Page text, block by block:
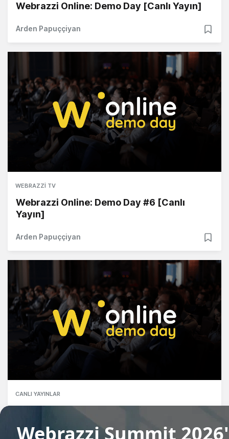
Webrazzi Online: Demo Day [Canlı Yayın]
Arden Papuççiyan
WEBRAZZI TV
Webrazzi Online: Demo Day #6 [Canlı
Yayın]
Arden Papuççiyan
CANLI YAYINLAR
Webrazzi Online: Demo Day #5 [Canlı